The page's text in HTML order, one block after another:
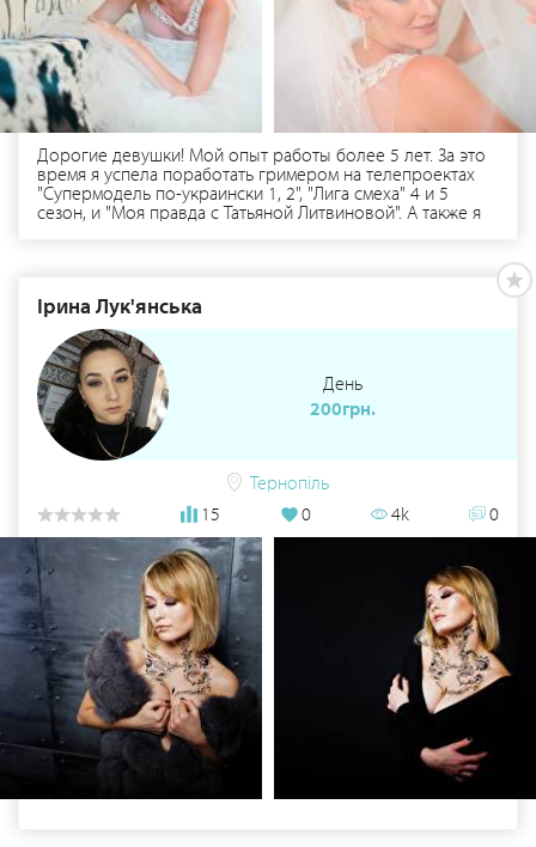
Дорогие девушки! Мой опыт работы более 5 лет. За это
время я успела поработать гримером на телепроектах
"Супермодель по-украински 1, 2", "Лига смеха" 4 и 5
сезон, и "Моя правда с Татьяной Литвиновой". А также я
прическам "Молодые таланты Украины" в
Днепропетровске. С 2013 года веду курсы для будущих
визажистов и обучаю девушек "макияжу для себя". Буду
рада познакомится с вами и помочь вам в создании
вашего свадебного образа! Принимаю в центре города в
своей уютной и светлой студии. Для невест, и не только,
возможен выезд на дом, в этом случае оплачивается
такси.
Ірина Лук'янська
День
200грн.
Тернопіль
15
0 4k 0